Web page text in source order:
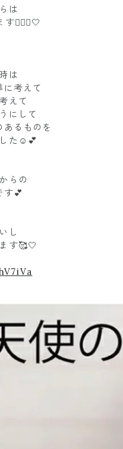
は
🙋🏽‍♀️🤍
は
考えて
えて
にして
るものを
た☺️💕
らの
す💕
し
す🥰🤍